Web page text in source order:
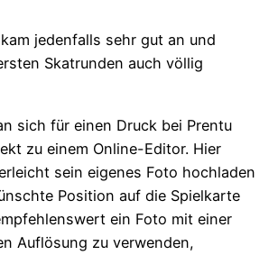
jedenfalls sehr gut an und
Skatrunden auch völlig
sich für einen Druck bei Prentu
zu einem Online-Editor. Hier
sein eigenes Foto hochladen
Position auf die Spielkarte
ein Foto mit einer
Auflösung zu verwenden,